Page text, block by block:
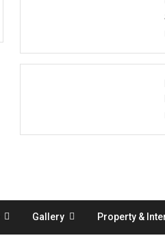
Gallery Property &